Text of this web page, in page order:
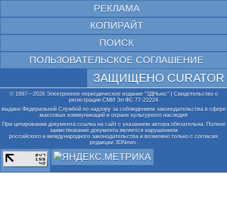
РЕКЛАМА
КОПИРАЙТ
ПОИСК
ПОЛЬЗОВАТЕЛЬСКОЕ СОГЛАШЕНИЕ
ЗАЩИЩЕНО CURATOR
© 1997—2026 Электронное периодическое издание "3ДНьюс" | Свидетельство о
регистрации СМИ Эл ФС 77-22224
выдано Федеральной Службой по надзору за соблюдением законодательства в сфере
массовых коммуникаций и охране культурного наследия
При цитировании документа ссылка на сайт с указанием автора обязательна. Полное
заимствование документа является нарушением
российского и международного законодательства и возможно только с согласия
редакции 3DNews.